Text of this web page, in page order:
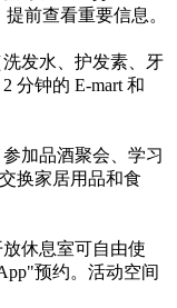
提前查看重要信息。
发水、护发素、牙
分钟的 E-mart 和
加品酒聚会、学习
换家居用品和食
休息室可自由使
预约。活动空间